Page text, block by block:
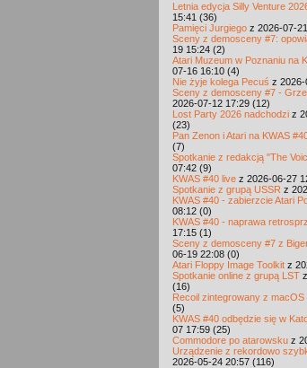
Letnia edycja Silly Venture
15:41 (36)
Pamięci Jurgiego z 2026-07-
Sceny z demosceny #7:
19 15:24 (2)
Atari Muzeum w Poznaniu na
07-16 16:10 (4)
Nie żyje kolega Pecuś z 2026-
Sceny z demosceny #7 -
2026-07-12 17:29 (12)
Lost Party 2026 nadchodzi z
(23)
Pan Zenon i Atari na KWAS
(7)
Spotkanie z redakcją "The
07:42 (9)
KWAS #40 live z 2026-06-27
Spotkanie z grupą USSR z
KWAS #40 - zabierzcie Atari
08:12 (0)
KWAS #40 - naprawa
17:15 (1)
Sceny z demosceny #7 z
06-19 22:08 (0)
Atari Floppy Image Toolkit z
Spotkanie online z grupą LST
(16)
Recoil zintegrowany z macOS
(5)
KWAS #40 odbędzie się w
07 17:59 (25)
Commodore po atarowsku z
Urządzenie z rekordowo
2026-05-24 20:57 (116)